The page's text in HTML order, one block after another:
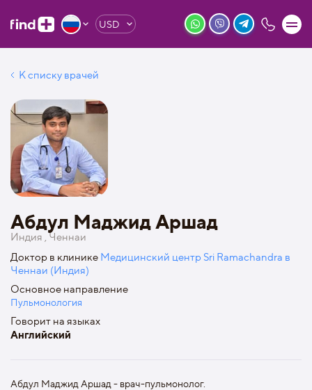
USD
К списку врачей
Абдул Маджид Аршад
Индия , Ченнаи
Доктор в клинике Медицинский центр Sri Ramachandra в
Ченнаи (Индия)
Основное направление
Пульмонология
Говорит на языках
Английский
Абдул Маджид Аршад - врач-пульмонолог.